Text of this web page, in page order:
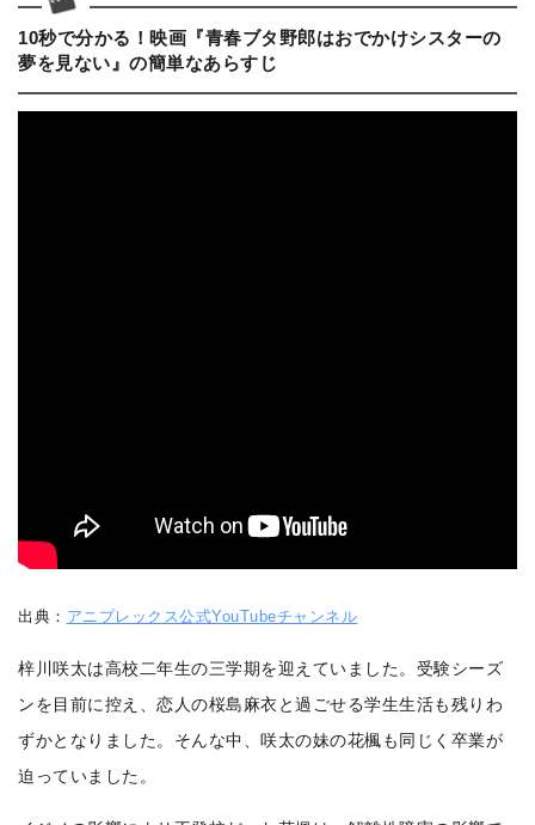
10秒で分かる！映画『青春ブタ野郎はおでかけシスターの
夢を見ない』の簡単なあらすじ
出典： アニプレックス公式YouTubeチャンネル
梓川咲太は高校二年生の三学期を迎えていました。受験シーズ
ンを目前に控え、恋人の桜島麻衣と過ごせる学生生活も残りわ
ずかとなりました。そんな中、咲太の妹の花楓も同じく卒業が
迫っていました。